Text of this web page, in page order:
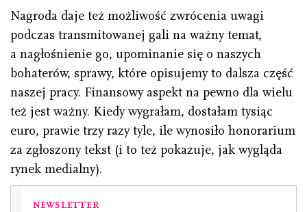
Nagroda daje też możliwość zwrócenia uwagi
podczas transmitowanej gali na ważny temat,
a nagłośnienie go, upominanie się o naszych
bohaterów, sprawy, które opisujemy to dalsza część
naszej pracy. Finansowy aspekt na pewno dla wielu
też jest ważny. Kiedy wygrałam, dostałam tysiąc
euro, prawie trzy razy tyle, ile wynosiło honorarium
za zgłoszony tekst (i to też pokazuje, jak wygląda
rynek medialny).
Newsletter